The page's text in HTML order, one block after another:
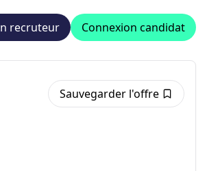
recruteur Connexion candidat
Sauvegarder l'offre